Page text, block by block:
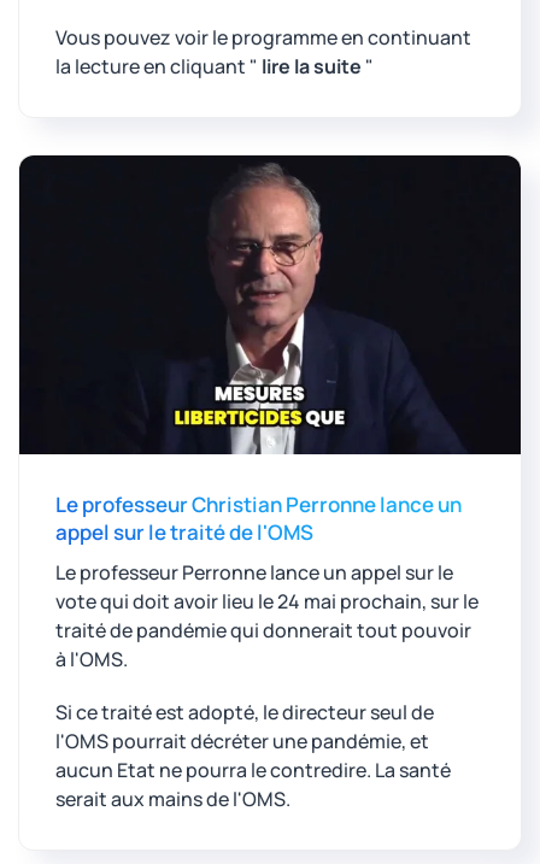
Vous pouvez voir le programme en continuant
la lecture en cliquant " lire la suite "
Le professeur Christian Perronne lance un
appel sur le traité de l'OMS
Le professeur Perronne lance un appel sur le
vote qui doit avoir lieu le 24 mai prochain, sur le
traité de pandémie qui donnerait tout pouvoir
à l'OMS.
Si ce traité est adopté, le directeur seul de
l'OMS pourrait décréter une pandémie, et
aucun Etat ne pourra le contredire. La santé
serait aux mains de l'OMS.